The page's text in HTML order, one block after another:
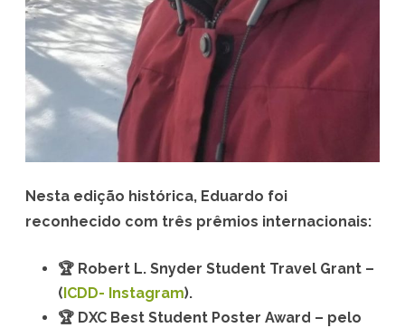
e
c
e
b
r
s
P
Nesta edição histórica, Eduardo foi
reconhecido com três prêmios internacionais:
🏆 Robert L. Snyder Student Travel Grant –
(ICDD- Instagram).
🏆 DXC Best Student Poster Award – pelo